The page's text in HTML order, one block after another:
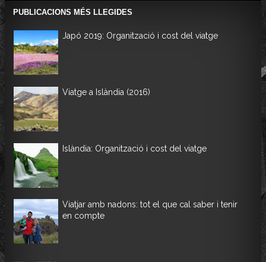
PUBLICACIONS MÉS LLEGIDES
Japó 2019: Organització i cost del viatge
Viatge a Islàndia (2016)
Islàndia: Organització i cost del viatge
Viatjar amb nadons: tot el que cal saber i tenir
en compte